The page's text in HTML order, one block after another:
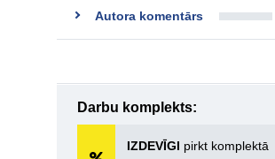
Autora komentārs
Darbu komplekts:
IZDEVĪGI pirkt komplektā